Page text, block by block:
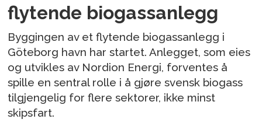
flytende biogassanlegg
Byggingen av et flytende biogassanlegg i
Göteborg havn har startet. Anlegget, som eies
og utvikles av Nordion Energi, forventes å
spille en sentral rolle i å gjøre svensk biogass
tilgjengelig for flere sektorer, ikke minst
skipsfart.